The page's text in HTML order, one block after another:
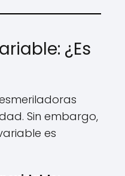
¿Es
Sin embargo,
es